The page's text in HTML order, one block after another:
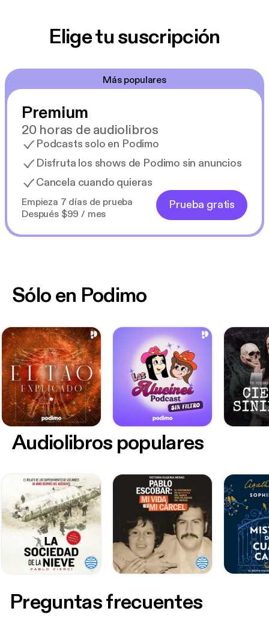
Elige tu suscripción
Más populares
Premium
20 horas de audiolibros
Podcasts solo en Podimo
Disfruta los shows de Podimo sin anuncios
Cancela cuando quieras
Empieza 7 días de prueba
Después $99 / mes
Prueba gratis
Sólo en Podimo
Audiolibros populares
Preguntas frecuentes